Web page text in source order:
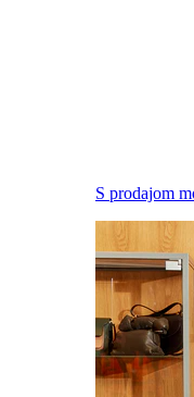
S prodajom